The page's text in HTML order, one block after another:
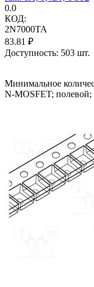
0.0
КОД:
2N7000TA
83.81 ₽
Доступность: 503 шт.
Минимальное
N-MOSFET;